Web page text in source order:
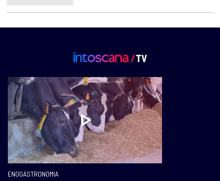
ENOGASTRONOMIA